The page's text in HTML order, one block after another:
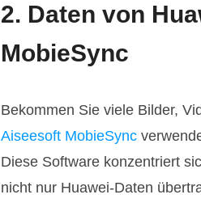
2. Daten von
MobieSync
Bekommen Sie viele Bilder,
Aiseesoft MobieSync
Diese Software konzentriert
nicht nur Huawei-Daten